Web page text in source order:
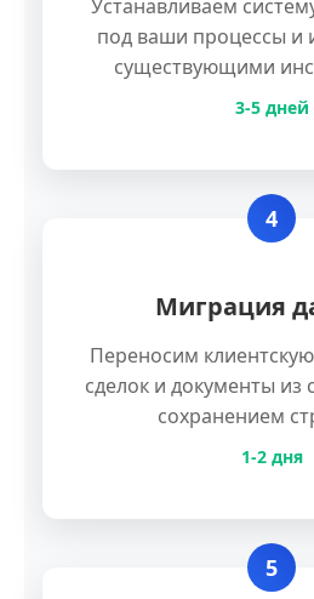
Устанавливаем
под ваши процессы и
существующими
3-5 дней
4
Миграция
Переносим
сделок и документы из
сохранением
1-2 дня
5